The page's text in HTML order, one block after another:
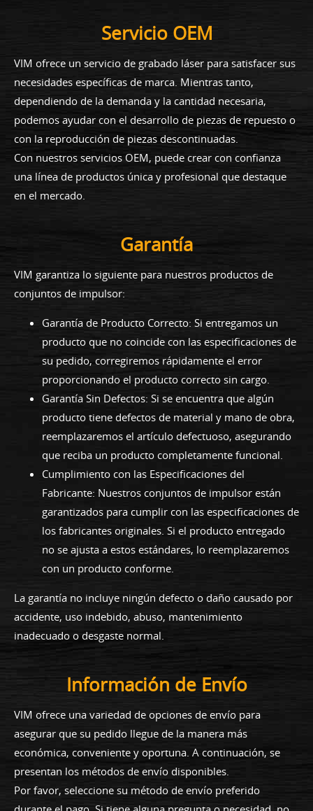
Servicio OEM
VIM ofrece un servicio de grabado láser para satisfacer sus
necesidades específicas de marca. Mientras tanto,
dependiendo de la demanda y la cantidad necesaria,
podemos ayudar con el desarrollo de piezas de repuesto o
con la reproducción de piezas descontinuadas.
Con nuestros servicios OEM, puede crear con confianza
una línea de productos única y profesional que destaque
en el mercado.
Garantía
VIM garantiza lo siguiente para nuestros productos de
conjuntos de impulsor:
Garantía de Producto Correcto: Si entregamos un
producto que no coincide con las especificaciones de
su pedido, corregiremos rápidamente el error
proporcionando el producto correcto sin cargo.
Garantía Sin Defectos: Si se encuentra que algún
producto tiene defectos de material y mano de obra,
reemplazaremos el artículo defectuoso, asegurando
que reciba un producto completamente funcional.
Cumplimiento con las Especificaciones del
Fabricante: Nuestros conjuntos de impulsor están
garantizados para cumplir con las especificaciones de
los fabricantes originales. Si el producto entregado
no se ajusta a estos estándares, lo reemplazaremos
con un producto conforme.
La garantía no incluye ningún defecto o daño causado por
accidente, uso indebido, abuso, mantenimiento
inadecuado o desgaste normal.
Información de Envío
VIM ofrece una variedad de opciones de envío para
asegurar que su pedido llegue de la manera más
económica, conveniente y oportuna. A continuación, se
presentan los métodos de envío disponibles.
Por favor, seleccione su método de envío preferido